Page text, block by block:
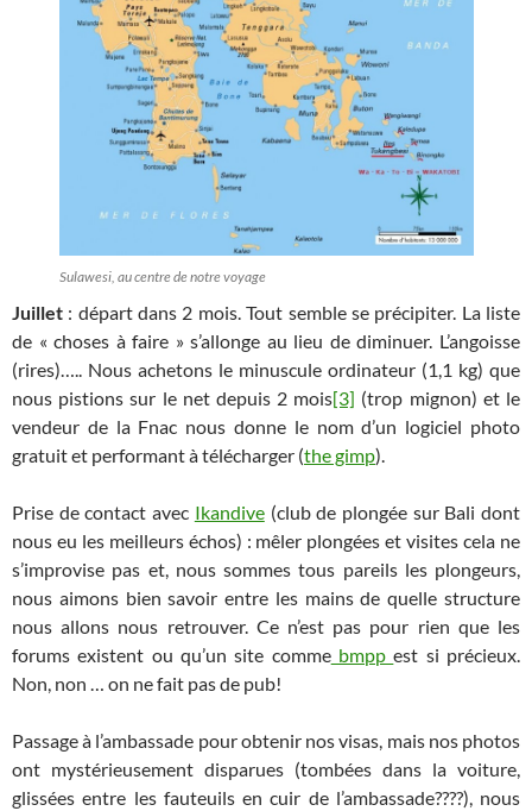
Sulawesi, au centre de notre voyage
Juillet : départ dans 2 mois. Tout semble se précipiter. La liste
de « choses à faire » s’allonge au lieu de diminuer. L’angoisse
(rires)….. Nous achetons le minuscule ordinateur (1,1 kg) que
nous pistions sur le net depuis 2 mois[3] (trop mignon) et le
vendeur de la Fnac nous donne le nom d’un logiciel photo
gratuit et performant à télécharger (the gimp).
Prise de contact avec Ikandive(club de plongée sur Bali dont
nous eu les meilleurs échos) : mêler plongées et visites cela ne
s’improvise pas et, nous sommes tous pareils les plongeurs,
nous aimons bien savoir entre les mains de quelle structure
nous allons nous retrouver. Ce n’est pas pour rien que les
forums existent ou qu’un site commebmppest si précieux.
Non, non … on ne fait pas de pub!
Passage à l’ambassade pour obtenir nos visas, mais nos photos
ont mystérieusement disparues (tombées dans la voiture,
glissées entre les fauteuils en cuir de l’ambassade????), nous